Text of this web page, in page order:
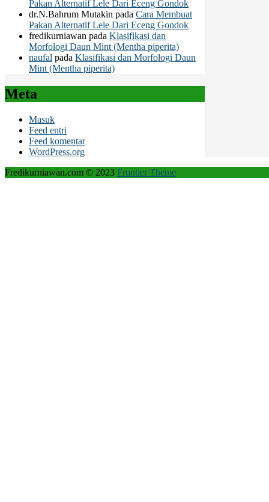
Pakan Alternatif Lele Dari Eceng Gondok
dr.N.Bahrum Mutakin pada Cara Membuat
Pakan Alternatif Lele Dari Eceng Gondok
fredikurniawan pada Klasifikasi dan
Morfologi Daun Mint (Mentha piperita)
naufal pada Klasifikasi dan Morfologi Daun
Mint (Mentha piperita)
Meta
Masuk
Feed entri
Feed komentar
WordPress.org
Fredikurniawan.com © 2023 Frontier Theme